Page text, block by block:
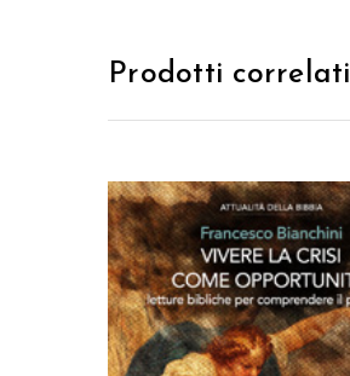
Prodotti correlati